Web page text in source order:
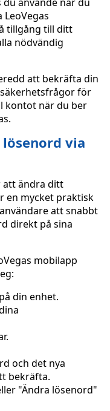
tillgång till ditt
nödvändig
att bekräfta din
för
kontot när du ber
via
att ändra ditt
en mycket praktisk
att snabbt
direkt på sina
mobilapp
din enhet.
och det nya
bekräfta.
"Ändra lösenord"